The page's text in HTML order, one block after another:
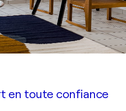
en toute confiance